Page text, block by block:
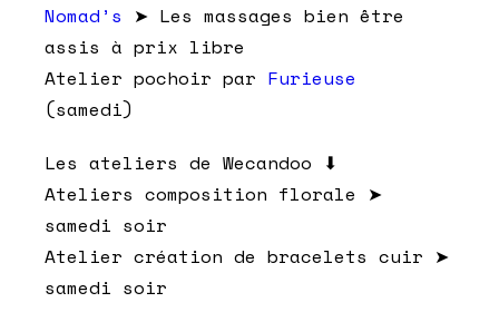
Nomad’s ➤ Les massages bien être
assis à prix libre
Atelier pochoir par Furieuse
(samedi)
Les ateliers de Wecandoo ⬇︎
Ateliers composition florale ➤
samedi soir
Atelier création de bracelets cuir ➤
samedi soir